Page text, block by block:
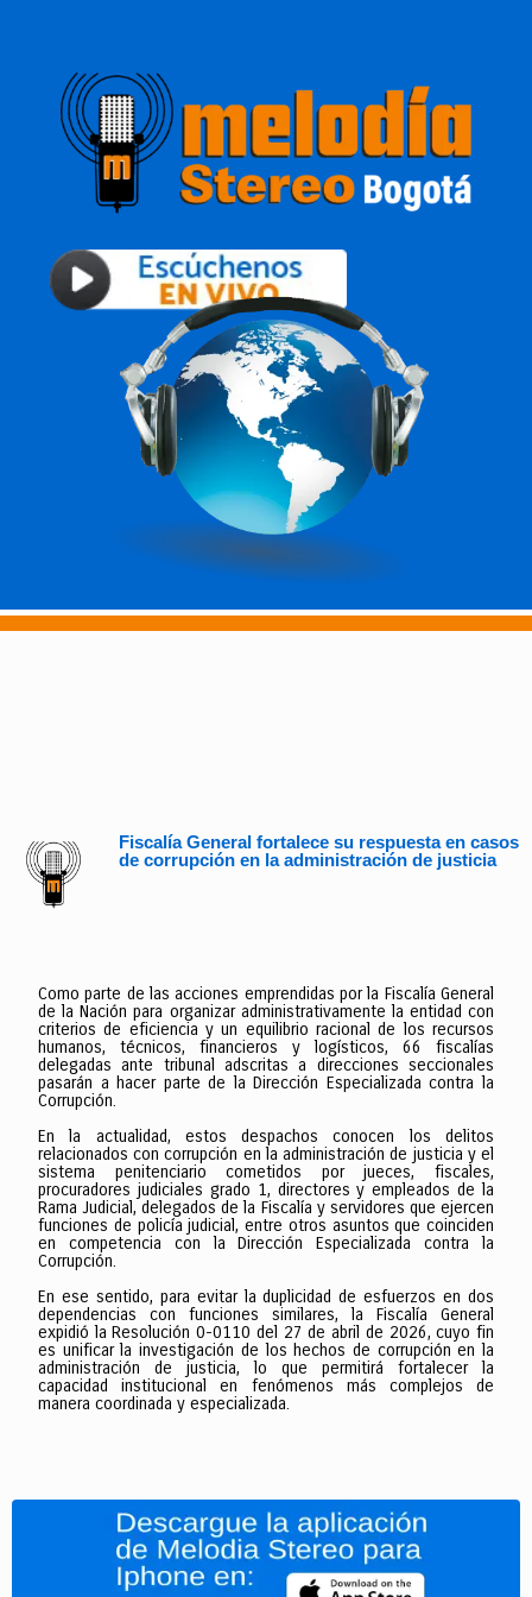
Fiscalía General fortalece su respuesta en casos
de corrupción en la administración de justicia
Como parte de las acciones emprendidas por la Fiscalía General
de la Nación para organizar administrativamente la entidad con
criterios de eficiencia y un equilibrio racional de los recursos
humanos, técnicos, financieros y logísticos, 66 fiscalías
delegadas ante tribunal adscritas a direcciones seccionales
pasarán a hacer parte de la Dirección Especializada contra la
Corrupción.
En la actualidad, estos despachos conocen los delitos
relacionados con corrupción en la administración de justicia y el
sistema penitenciario cometidos por jueces, fiscales,
procuradores judiciales grado 1, directores y empleados de la
Rama Judicial, delegados de la Fiscalía y servidores que ejercen
funciones de policía judicial, entre otros asuntos que coinciden
en competencia con la Dirección Especializada contra la
Corrupción.
En ese sentido, para evitar la duplicidad de esfuerzos en dos
dependencias con funciones similares, la Fiscalía General
expidió la Resolución 0-0110 del 27 de abril de 2026, cuyo fin
es unificar la investigación de los hechos de corrupción en la
administración de justicia, lo que permitirá fortalecer la
capacidad institucional en fenómenos más complejos de
manera coordinada y especializada.